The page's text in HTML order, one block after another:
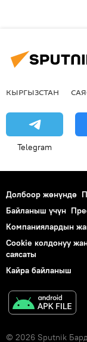
КЫРГЫЗСТАН
Telegram
Долбоор жөнүндө
Байланыш үчүн
Компаниялардын
Cookie колдонуу
саясаты
Кайра байланыш
© 2026 Sputnik